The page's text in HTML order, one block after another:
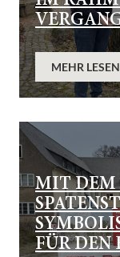
MEHR LESEN
MIT DEM
FÜR DEN